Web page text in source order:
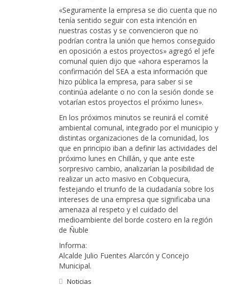
«Seguramente la empresa se dio cuenta que no
tenía sentido seguir con esta intención en
nuestras costas y se convencieron que no
podrían contra la unión que hemos conseguido
en oposición a estos proyectos» agregó el jefe
comunal quien dijo que «ahora esperamos la
confirmación del SEA a esta información que
hizo pública la empresa, para saber si se
continúa adelante o no con la sesión donde se
votarían estos proyectos el próximo lunes».
En los próximos minutos se reunirá el comité
ambiental comunal, integrado por el municipio y
distintas organizaciones de la comunidad, los
que en principio iban a definir las actividades del
próximo lunes en Chillán, y que ante este
sorpresivo cambio, analizarían la posibilidad de
realizar un acto masivo en Cobquecura,
festejando el triunfo de la ciudadanía sobre los
intereses de una empresa que significaba una
amenaza al respeto y el cuidado del
medioambiente del borde costero en la región
de Ñuble
Informa:
Alcalde Julio Fuentes Alarcón y Concejo
Municipal.
Noticias